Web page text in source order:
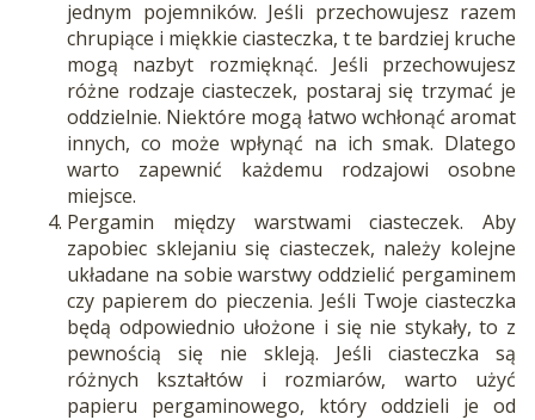
jednym pojemników. Jeśli przechowujesz razem
chrupiące i miękkie ciasteczka, t te bardziej kruche
mogą nazbyt rozmięknąć. Jeśli przechowujesz
różne rodzaje ciasteczek, postaraj się trzymać je
oddzielnie. Niektóre mogą łatwo wchłonąć aromat
innych, co może wpłynąć na ich smak. Dlatego
warto zapewnić każdemu rodzajowi osobne
miejsce.
Pergamin między warstwami ciasteczek. Aby
zapobiec sklejaniu się ciasteczek, należy kolejne
układane na sobie warstwy oddzielić pergaminem
czy papierem do pieczenia. Jeśli Twoje ciasteczka
będą odpowiednio ułożone i się nie stykały, to z
pewnością się nie skleją. Jeśli ciasteczka są
różnych kształtów i rozmiarów, warto użyć
papieru pergaminowego, który oddzieli je od